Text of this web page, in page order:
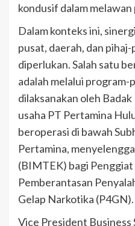
kondusif dalam
Dalam konteks ini,
pusat, daerah, dan
diperlukan. Salah satu
adalah melalui program-
dilaksanakan oleh
usaha PT Pertamina
beroperasi di bawah
Pertamina,
(BIMTEK) bagi
Pemberantasan
Gelap Narkotika (P4GN).
Vice President Business